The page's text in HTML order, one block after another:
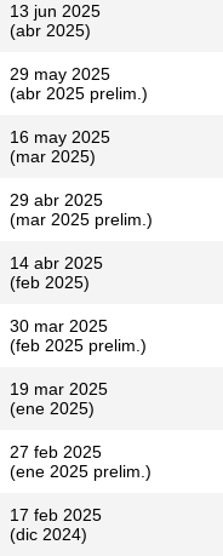
13 jun 2025
(abr 2025)
29 may 2025
(abr 2025 prelim.)
16 may 2025
(mar 2025)
29 abr 2025
(mar 2025 prelim.)
14 abr 2025
(feb 2025)
30 mar 2025
(feb 2025 prelim.)
19 mar 2025
(ene 2025)
27 feb 2025
(ene 2025 prelim.)
17 feb 2025
(dic 2024)